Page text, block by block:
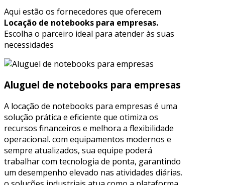
Aqui estão os fornecedores que oferecem
Locação de notebooks para empresas.
Escolha o parceiro ideal para atender às suas
necessidades
Aluguel de notebooks para empresas
A locação de notebooks para empresas é uma
solução prática e eficiente que otimiza os
recursos financeiros e melhora a flexibilidade
operacional. com equipamentos modernos e
sempre atualizados, sua equipe poderá
trabalhar com tecnologia de ponta, garantindo
um desempenho elevado nas atividades diárias.